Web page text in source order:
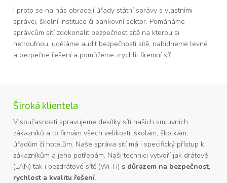
I proto se na nás obracejí úřady státní správy s vlastními
správci, školní instituce či bankovní sektor. Pomáháme
správcům sítí zdokonalit bezpečnost sítě na kterou si
netroufnou, uděláme audit bezpečnosti sítě, nabídneme levné
a bezpečné řešení a pomůžeme zrychlit firemní síť.
Široká klientela
V současnosti spravujeme desítky sítí našich smluvních
zákazníků a to firmám všech velikostí, školám, školkám,
úřadům či hotelům. Naše správa sítí má i specifický přístup k
zákazníkům a jeho potřebám. Naši technici vytvoří jak drátové
(LAN) tak i bezdrátové sítě (Wi-Fi) s důrazem na bezpečnost,
rychlost a kvalitu řešení.